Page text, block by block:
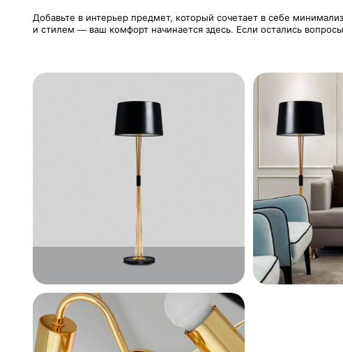
Добавьте в интерьер предмет, который сочетает в себе
и стилем — ваш комфорт начинается здесь. Если остались